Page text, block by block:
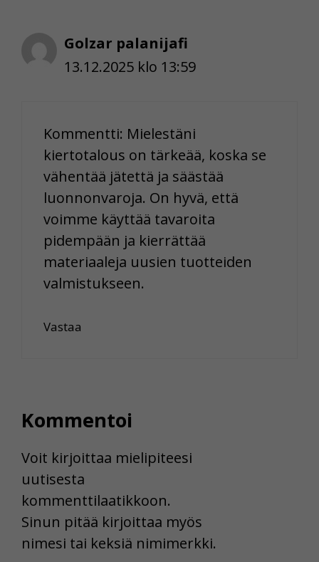
Golzar palanijafi
13.12.2025 klo 13:59
Kommentti: Mielestäni
kiertotalous on tärkeää, koska se
vähentää jätettä ja säästää
luonnonvaroja. On hyvä, että
voimme käyttää tavaroita
pidempään ja kierrättää
materiaaleja uusien tuotteiden
valmistukseen.
Vastaa
Kommentoi
Voit kirjoittaa mielipiteesi
uutisesta
kommenttilaatikkoon.
Sinun pitää kirjoittaa myös
nimesi tai keksiä nimimerkki.